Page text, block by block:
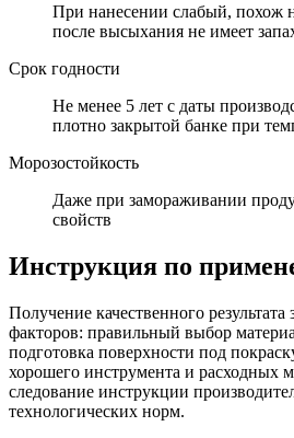
При нанесении слабый, похож
после высыхания не имеет
Срок годности
Не менее 5 лет с даты
плотно закрытой банке при
Морозостойкость
Даже при замораживании
свойств
Инструкция по
Получение качественного результата
факторов: правильный выбор
подготовка поверхности под
хорошего инструмента и расходных
следование инструкции
технологических норм.